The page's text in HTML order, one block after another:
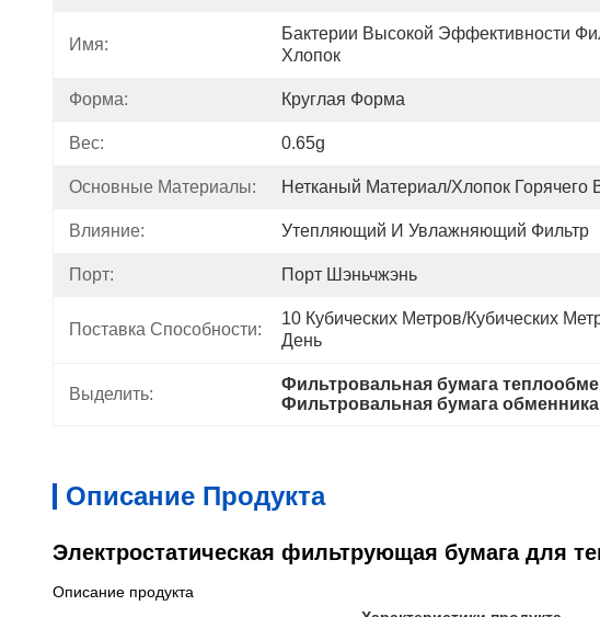
Имя:
Бактерии Высокой Эффективности
Хлопок
Форма: Круглая Форма
Вес: 0.65g
Основные Материалы: Нетканый Материал/хлопок Горячего
Влияние: Утепляющий И Увлажняющий Фильтр
Порт: Порт Шэньчжэнь
Поставка Способности:
10 Кубических Метров/кубических
День
Выделить:
Фильтровальная бумага
Фильтровальная бумага обменника
Описание Продукта
Электростатическая фильтрующая бумага для
Описание продукта